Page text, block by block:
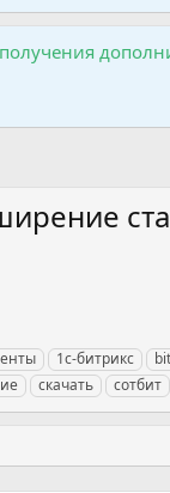
1с-битрикс
скачать сотбит